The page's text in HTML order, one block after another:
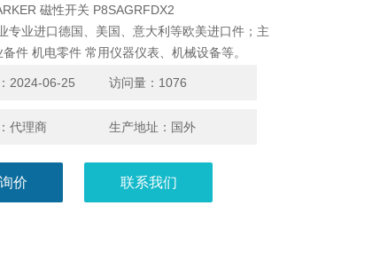
磁性开关 P8SAGRFDX2
专业进口德国、美国、意大利等欧美进口件；主
件 机电零件 常用仪器仪表、机械设备等。
2024-06-25 访问量：1076
代理商 生产地址：国外
价 联系我们